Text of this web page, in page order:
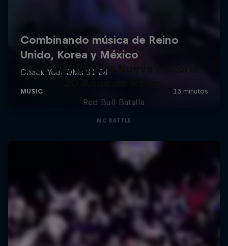
Red Bull Batalla Nueva Historia:
Red Bull Batalla
MC BATTLE